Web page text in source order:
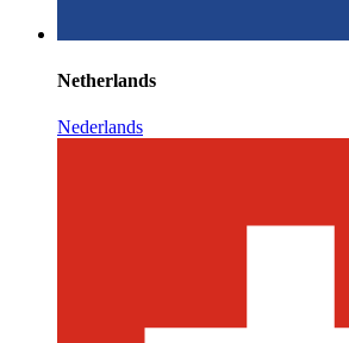
Netherlands
Nederlands